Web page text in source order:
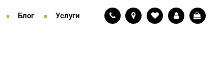
Блог Услуги